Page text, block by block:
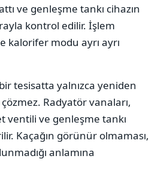
ve genleşme tankı cihazın
kontrol edilir. İşlem
kalorifer modu ayrı ayrı
tesisatta yalnızca yeniden
Radyatör vanaları,
ventili ve genleşme tankı
Kaçağın görünür olmaması,
anlamına